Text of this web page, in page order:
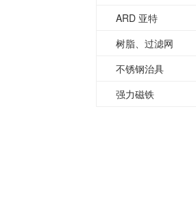
ARD 亚特
树脂、过滤网
不锈钢治具
强力磁铁